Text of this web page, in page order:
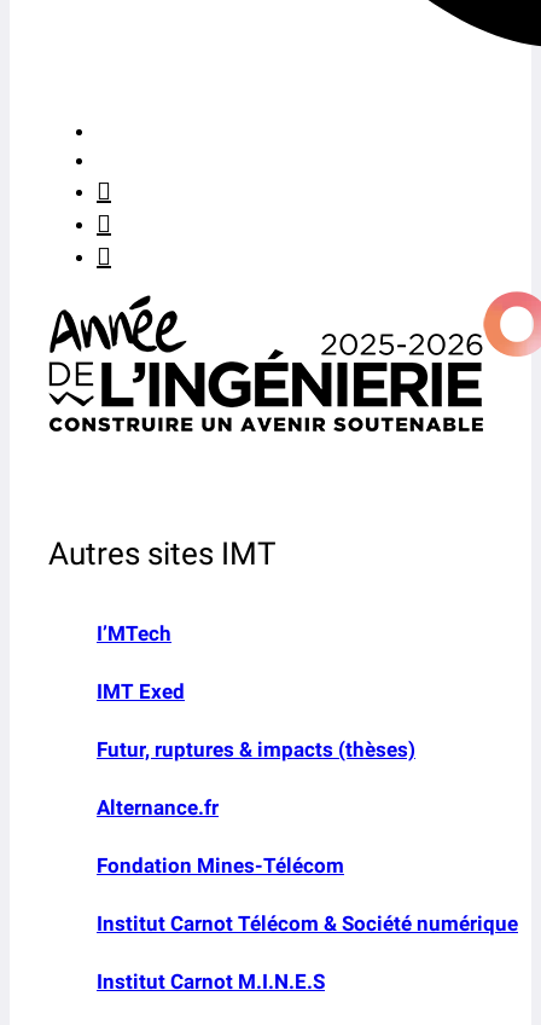
Autres sites IMT
I’MTech
IMT Exed
Futur, ruptures & impacts (thèses)
Alternance.fr
Fondation Mines-Télécom
Institut Carnot Télécom & Société numérique
Institut Carnot M.I.N.E.S